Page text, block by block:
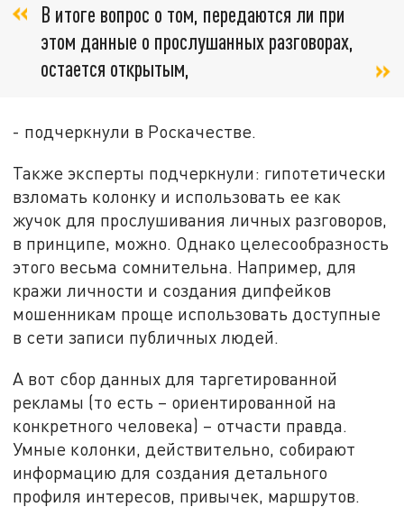
В итоге вопрос о том, передаются ли при
этом данные о прослушанных разговорах,
остается открытым,
- подчеркнули в Роскачестве.
Также эксперты подчеркнули: гипотетически
взломать колонку и использовать ее как
жучок для прослушивания личных разговоров,
в принципе, можно. Однако целесообразность
этого весьма сомнительна. Например, для
кражи личности и создания дипфейков
мошенникам проще использовать доступные
в сети записи публичных людей.
А вот сбор данных для таргетированной
рекламы (то есть – ориентированной на
конкретного человека) – отчасти правда.
Умные колонки, действительно, собирают
информацию для создания детального
профиля интересов, привычек, маршрутов.